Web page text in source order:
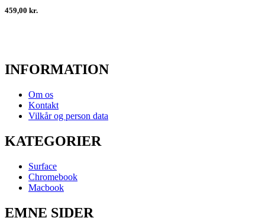
459,00 kr.
INFORMATION
Om os
Kontakt
Vilkår og person data
KATEGORIER
Surface
Chromebook
Macbook
EMNE SIDER